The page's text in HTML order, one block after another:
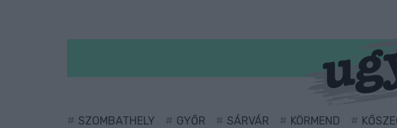
SZOMBATHELY GYŐR SÁRVÁR KÖRMEND